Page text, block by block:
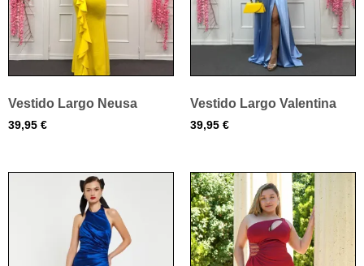
Vestido Largo Neusa
39,95 €
Vestido Largo Valentina
39,95 €